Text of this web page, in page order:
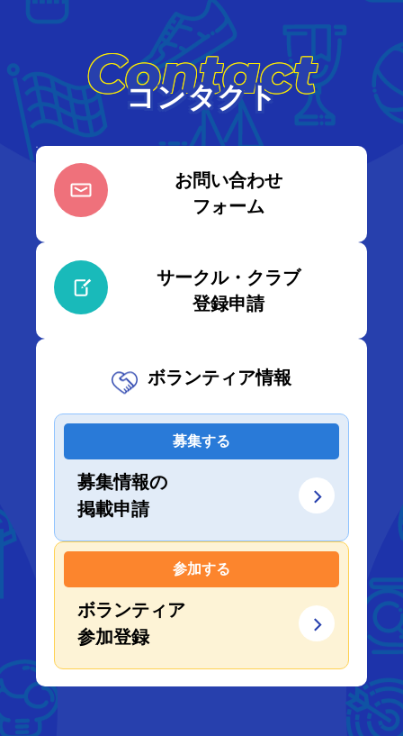
Contact
コンタクト
お問い合わせ
フォーム
サークル・クラブ
登録申請
ボランティア情報
募集する
募集情報の
掲載申請
参加する
ボランティア
参加登録